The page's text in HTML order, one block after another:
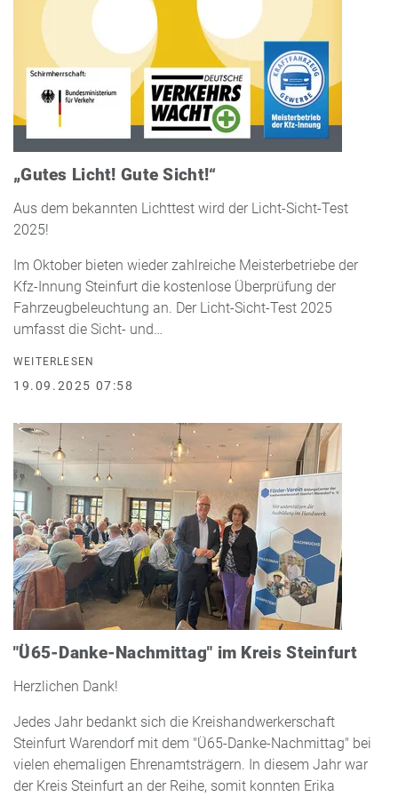
„Gutes Licht! Gute Sicht!“
Aus dem bekannten Lichttest wird der Licht-Sicht-Test
2025!
Im Oktober bieten wieder zahlreiche Meisterbetriebe der
Kfz-Innung Steinfurt die kostenlose Überprüfung der
Fahrzeugbeleuchtung an. Der Licht-Sicht-Test 2025
umfasst die Sicht- und…
WEITERLESEN
19.09.2025 07:58
"Ü65-Danke-Nachmittag" im Kreis Steinfurt
Herzlichen Dank!
Jedes Jahr bedankt sich die Kreishandwerkerschaft
Steinfurt Warendorf mit dem "Ü65-Danke-Nachmittag" bei
vielen ehemaligen Ehrenamtsträgern. In diesem Jahr war
der Kreis Steinfurt an der Reihe, somit konnten Erika